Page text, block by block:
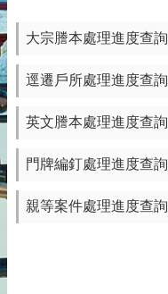
大宗謄本處理進度查詢
逕遷戶所處理進度查詢
英文謄本處理進度查詢
門牌編釘處理進度查詢
親等案件處理進度查詢